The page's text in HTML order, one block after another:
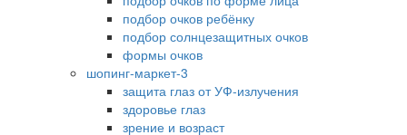
подбор очков ребёнку
подбор солнцезащитных очков
формы очков
шопинг-маркет-3
защита глаз от УФ-излучения
здоровье глаз
зрение и возраст